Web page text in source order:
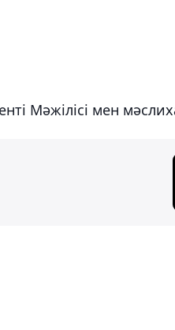
Мәжілісі мен